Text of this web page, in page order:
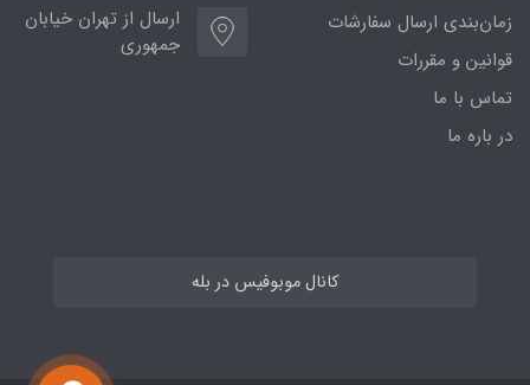
زمان‌بندی ارسال سفارشات
قوانین و مقررات
تماس با ما
در باره ما
ارسال از تهران خیابان
جمهوری
کانال موبوفیس در بله